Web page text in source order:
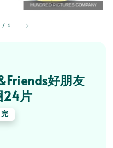
/ 1
好朋友
24片